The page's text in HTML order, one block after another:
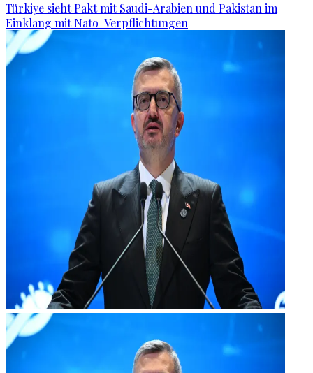
Türkiye sieht Pakt mit Saudi-Arabien und Pakistan im
Einklang mit Nato-Verpflichtungen